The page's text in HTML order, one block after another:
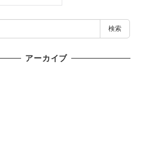
検索
アーカイブ